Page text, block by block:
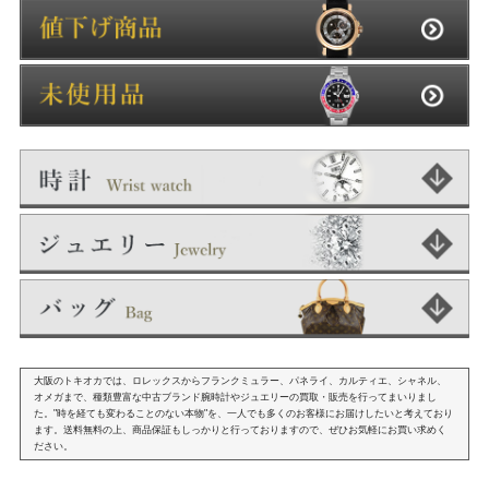
大阪のトキオカでは、ロレックスからフランクミュラー、パネライ、カルティエ、シャネル、
オメガまで、種類豊富な中古ブランド腕時計やジュエリーの買取・販売を行ってまいりまし
た。"時を経ても変わることのない本物"を、一人でも多くのお客様にお届けしたいと考えており
ます。送料無料の上、商品保証もしっかりと行っておりますので、ぜひお気軽にお買い求めく
ださい。